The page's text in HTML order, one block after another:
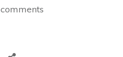
comments